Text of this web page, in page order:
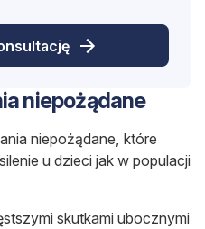
niepożądane
niepożądane, które
u dzieci jak w populacji
skutkami ubocznymi